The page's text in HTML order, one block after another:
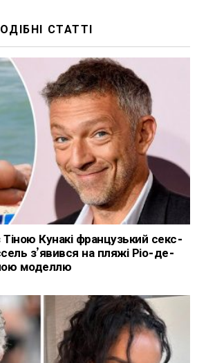
СТАТТІ
Тіною Кунакі французький секс-
з’явився на пляжі Ріо-де-
моделлю